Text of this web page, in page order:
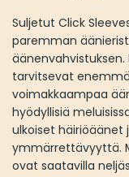
Suljetut Click
paremman
tarvitsevat
voimakkaampaa
hyödyllisiä
ulkoiset
ymmärrettävyyttä.
ovat saatavilla